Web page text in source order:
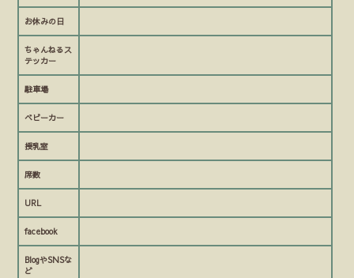
お休みの日
ちゃんねるス
テッカー
駐車場
ベビーカー
授乳室
席数
URL
facebook
BlogやSNSな
ど